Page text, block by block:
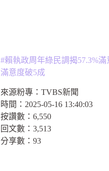
#賴執政周年綠民調揭57.3%
滿意度破5成
來源粉專： TVBS新聞
時間： 2025-05-16 13:40:03
按讚數： 6,550
回文數： 3,513
分享數： 93